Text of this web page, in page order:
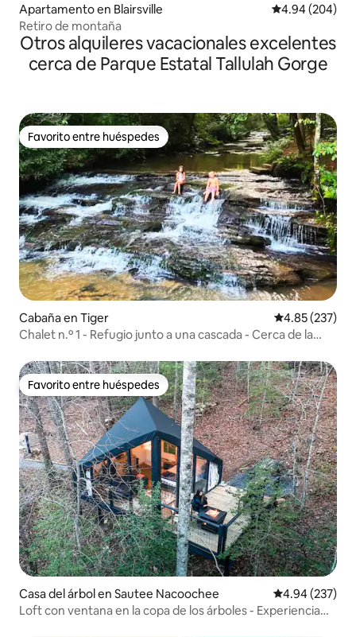
Apartamento en Blairsville Calificación
4.94 (204)
Retiro de montaña
Otros alquileres vacacionales excelentes
cerca de Parque Estatal Tallulah Gorge
Favorito entre huéspedes
Favorito entre huéspedes
Cabaña en Tiger Calificación
4.85 (237)
Chalet n.º 1 - Refugio junto a una cascada - Cerca de la
Favorito entre huéspedes
Favorito entre huéspedes
Casa del árbol en Sautee Nacoochee Calificación
4.94 (237)
Loft con ventana en la copa de los árboles - Experiencia